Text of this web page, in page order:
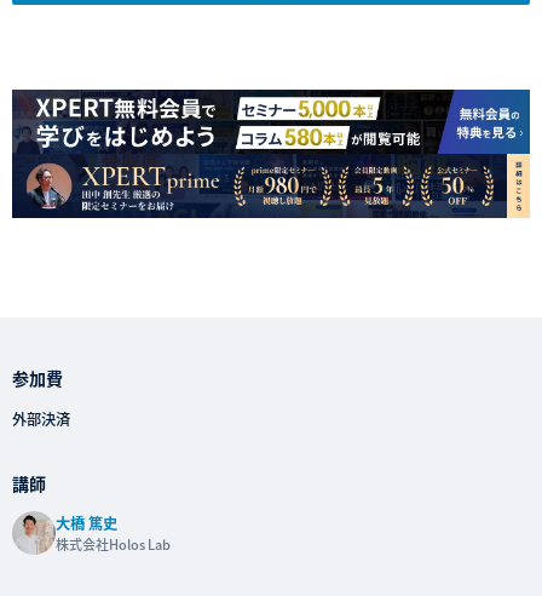
参加費
外部決済
講師
大橋 篤史
株式会社Holos Lab